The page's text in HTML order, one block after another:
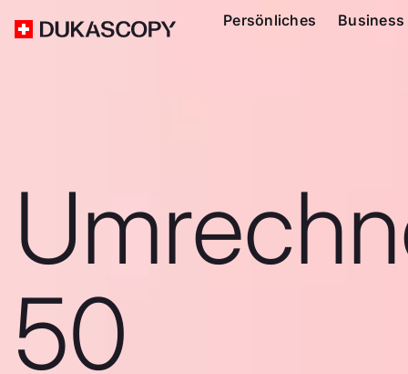
Persönliches Business
50